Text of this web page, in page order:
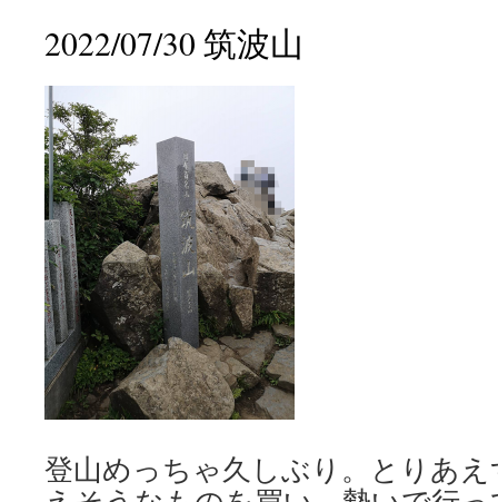
2022/07/30 筑波山
登山めっちゃ久しぶり。とりあ